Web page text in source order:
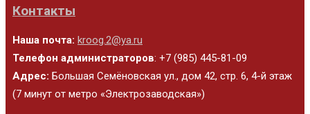
Контакты
Наша почта: kroog.2@ya.ru
Телефон администраторов: +7 (985) 445-81-09
Адрес: Большая Семёновская ул., дом 42, стр. 6, 4-й этаж
(7 минут от метро «Электрозаводская»)